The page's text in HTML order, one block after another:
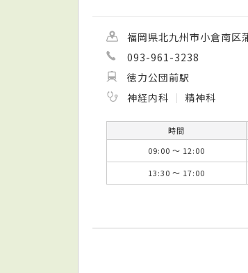
福岡県北九州市小倉南区
093-961-3238
徳力公団前駅
神経内科
精神科
時間
09:00 ～ 12:00
13:30 ～ 17:00